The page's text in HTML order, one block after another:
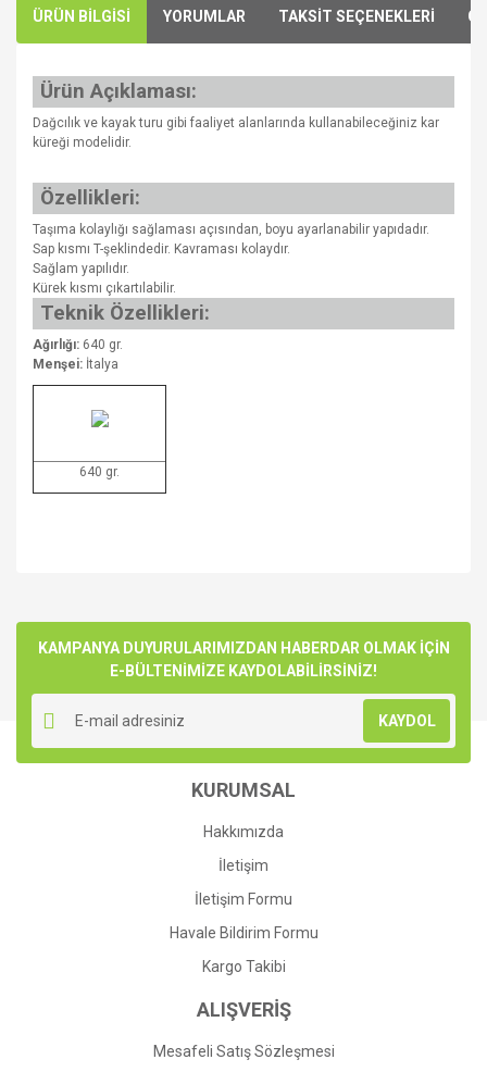
ÜRÜN BİLGİSİ YORUMLAR TAKSİT SEÇENEKLERİ
Ürün Açıklaması:
Dağcılık ve kayak turu gibi faaliyet alanlarında kullanabileceğiniz kar
küreği modelidir.
Özellikleri:
Taşıma kolaylığı sağlaması açısından, boyu ayarlanabilir yapıdadır.
Sap kısmı T-şeklindedir. Kavraması kolaydır.
Sağlam yapılıdır.
Kürek kısmı çıkartılabilir.
Teknik Özellikleri:
Ağırlığı: 640 gr.
Menşei: İtalya
640 gr.
Yorum Yaz
kullanarak tarafımıza iletebilirsiniz.
Görüş ve önerileriniz için teşekkür ederiz.
Ürün resmi kalitesiz, bozuk veya görüntülenemiyor.
Ürün açıklamasında eksik bilgiler bulunuyor.
Ürün bilgilerinde hatalar bulunuyor.
Ürün fiyatı diğer sitelerden daha pahalı.
Gönder
KAMPANYA DUYURULARIMIZDAN HABERDAR OLMAK İÇİN
E-BÜLTENİMİZE KAYDOLABİLİRSİNİZ!
KAYDOL
KURUMSAL
Hakkımızda
İletişim
İletişim Formu
Havale Bildirim Formu
Kargo Takibi
ALIŞVERİŞ
Mesafeli Satış Sözleşmesi